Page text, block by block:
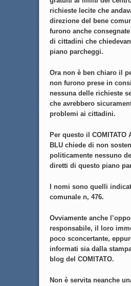
richieste lecite che
direzione del bene
furono anche
di cittadini che
piano parcheggi.
Ora non è ben chiaro il
non furono prese in
nessuna delle richieste
che avrebbero
problemi ai cittadini.
Per questo il COMITATO
BLU chiede di non
politicamente nessuno
diretti di questo piano
I nomi sono quelli
comunale n, 476.
Ovviamente anche
responsabile, il loro
poco sconcertante,
informati sia dalla
blog del COMITATO.
Non è servita neanche